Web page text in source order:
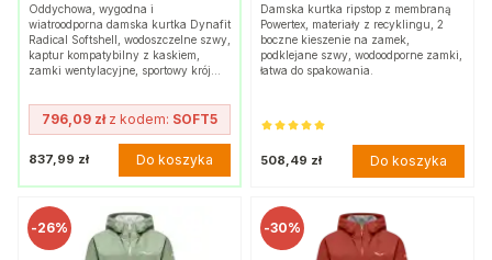
Oddychowa, wygodna i
wiatroodporna damska kurtka Dynafit
Radical Softshell, wodoszczelne szwy,
kaptur kompatybilny z kaskiem,
zamki wentylacyjne, sportowy krój…
796,09 złz kodem: SOFT5
837,99 zł Do koszyka
Damska kurtka ripstop z membraną
Powertex, materiały z recyklingu, 2
boczne kieszenie na zamek,
podklejane szwy, wodoodporne zamki,
łatwa do spakowania.
508,49 zł Do koszyka
-26% -30%